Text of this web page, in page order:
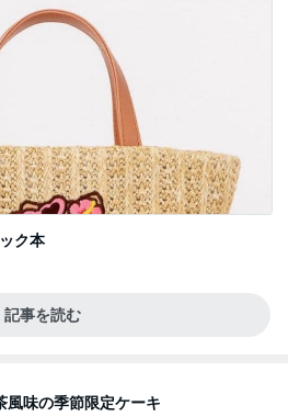
ク本
記事を読む
風味の季節限定ケーキ